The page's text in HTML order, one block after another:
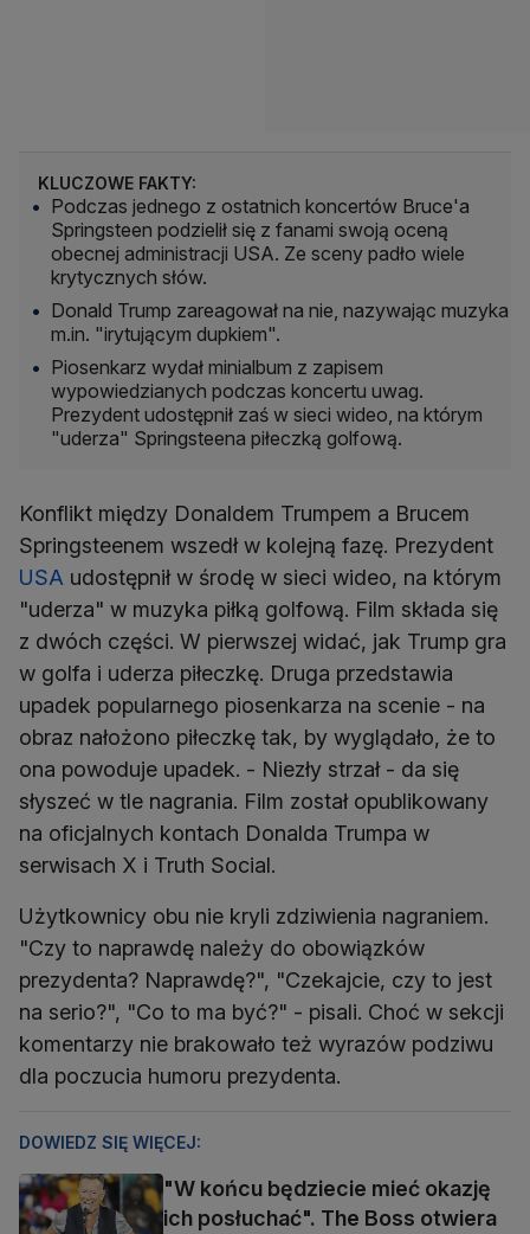
KLUCZOWE FAKTY:
Podczas jednego z ostatnich koncertów Bruce'a
Springsteen podzielił się z fanami swoją oceną
obecnej administracji USA. Ze sceny padło wiele
krytycznych słów.
Donald Trump zareagował na nie, nazywając muzyka
m.in. "irytującym dupkiem".
Piosenkarz wydał minialbum z zapisem
wypowiedzianych podczas koncertu uwag.
Prezydent udostępnił zaś w sieci wideo, na którym
"uderza" Springsteena piłeczką golfową.
Konflikt między Donaldem Trumpem a Brucem
Springsteenem wszedł w kolejną fazę. Prezydent
USA udostępnił w środę w sieci wideo, na którym
"uderza" w muzyka piłką golfową. Film składa się
z dwóch części. W pierwszej widać, jak Trump gra
w golfa i uderza piłeczkę. Druga przedstawia
upadek popularnego piosenkarza na scenie - na
obraz nałożono piłeczkę tak, by wyglądało, że to
ona powoduje upadek. - Niezły strzał - da się
słyszeć w tle nagrania. Film został opublikowany
na oficjalnych kontach Donalda Trumpa w
serwisach X i Truth Social.
Użytkownicy obu nie kryli zdziwienia nagraniem.
"Czy to naprawdę należy do obowiązków
prezydenta? Naprawdę?", "Czekajcie, czy to jest
na serio?", "Co to ma być?" - pisali. Choć w sekcji
komentarzy nie brakowało też wyrazów podziwu
dla poczucia humoru prezydenta.
DOWIEDZ SIĘ WIĘCEJ:
"W końcu będziecie mieć okazję
ich posłuchać". The Boss otwiera